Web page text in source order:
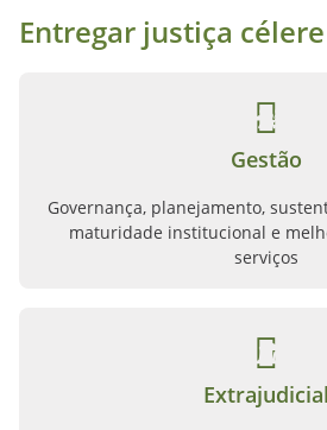
Entregar justiça
Gestão
Governança, planejamento,
maturidade institucional e
serviços
Extrajudicial